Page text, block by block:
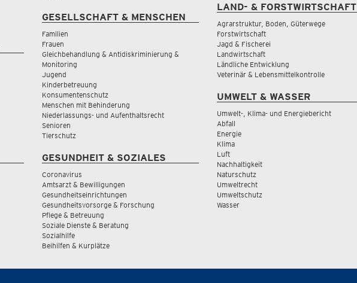
GESELLSCHAFT & MENSCHEN
Familien
Frauen
Gleichbehandlung & Antidiskriminierung &
Monitoring
Jugend
Kinderbetreuung
Konsumentenschutz
Menschen mit Behinderung
Niederlassungs- und Aufenthaltsrecht
Senioren
Tierschutz
GESUNDHEIT & SOZIALES
Coronavirus
Amtsarzt & Bewilligungen
Gesundheitseinrichtungen
Gesundheitsvorsorge & Forschung
Pflege & Betreuung
Soziale Dienste & Beratung
Sozialhilfe
Beihilfen & Kurplätze
LAND- & FORSTWIRTSCHAFT
Agrarstruktur, Boden, Güterwege
Forstwirtschaft
Jagd & Fischerei
Landwirtschaft
Ländliche Entwicklung
Veterinär & Lebensmittelkontrolle
UMWELT & WASSER
Umwelt-, Klima- und Energiebericht
Abfall
Energie
Klima
Luft
Nachhaltigkeit
Naturschutz
Umweltrecht
Umweltschutz
Wasser